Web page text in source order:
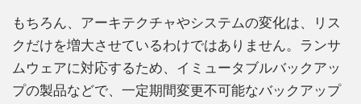
もちろん、アーキテクチャやシステムの変化は、リス
クだけを増大させているわけではありません。ランサ
ムウェアに対応するため、イミュータブルバックアッ
プの製品などで、一定期間変更不可能なバックアップ